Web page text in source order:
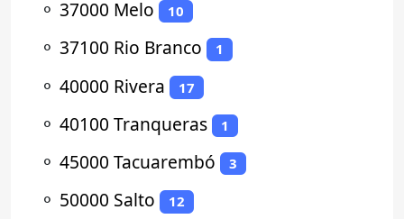
⚬ 37000 Melo 10
⚬ 37100 Rio Branco 1
⚬ 40000 Rivera 17
⚬ 40100 Tranqueras 1
⚬ 45000 Tacuarembó 3
⚬ 50000 Salto 12